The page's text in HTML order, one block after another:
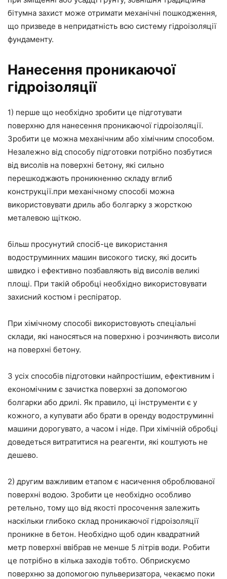
бітумна захист може отримати механічні пошкодження,
що призведе в непридатність всю систему гідроізоляції
фундаменту.
Нанесення проникаючої
гідроізоляції
1) перше що необхідно зробити це підготувати
поверхню для нанесення проникаючої гідроізоляції.
Зробити це можна механічним або хімічним способом.
Незалежно від способу підготовки потрібно позбутися
від висолів на поверхні бетону, які сильно
перешкоджають проникненню складу вглиб
конструкції.при механічному способі можна
використовувати дриль або болгарку з жорсткою
металевою щіткою.
більш просунутий спосіб-це використання
водоструминних машин високого тиску, які досить
швидко і ефективно позбавляють від висолів великі
площі. При такій обробці необхідно використовувати
захисний костюм і респіратор.
При хімічному способі використовують спеціальні
склади, які наносяться на поверхню і розчиняють висоли
на поверхні бетону.
З усіх способів підготовки найпростішим, ефективним і
економічним є зачистка поверхні за допомогою
болгарки або дрилі. Як правило, ці інструменти є у
кожного, а купувати або брати в оренду водоструминні
машини дорогувато, а часом і ніде. При хімічній обробці
доведеться витратитися на реагенти, які коштують не
дешево.
2) другим важливим етапом є насичення оброблюваної
поверхні водою. Зробити це необхідно особливо
ретельно, тому що від якості просочення залежить
наскільки глибоко склад проникаючої гідроізоляції
проникне в бетон. Необхідно щоб один квадратний
метр поверхні ввібрав не менше 5 літрів води. Робити
це потрібно в кілька заходів тобто. Обприскуємо
поверхню за допомогою пульверизатора, чекаємо поки